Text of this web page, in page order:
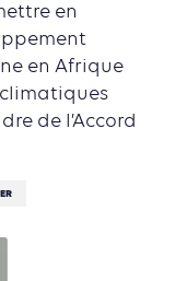
en
en Afrique
de l’Accord